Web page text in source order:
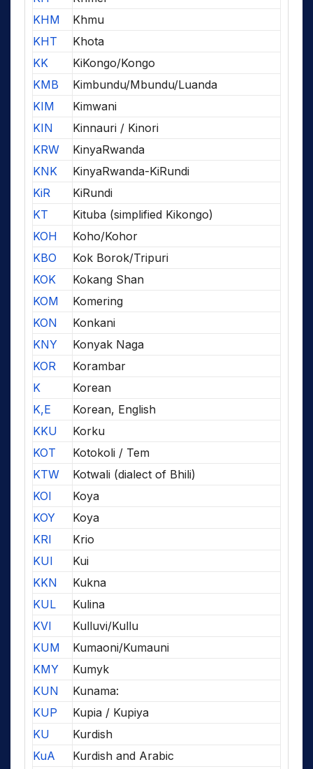
KHM
Khmu
KHT
Khota
KK
KiKongo/Kongo
KMB
Kimbundu/Mbundu/Luanda
KIM
Kimwani
KIN
Kinnauri / Kinori
KRW
KinyaRwanda
KNK
KinyaRwanda-KiRundi
KiR
KiRundi
KT
Kituba (simplified Kikongo)
KOH
Koho/Kohor
KBO
Kok Borok/Tripuri
KOK
Kokang Shan
KOM
Komering
KON
Konkani
KNY
Konyak Naga
KOR
Korambar
K
Korean
K,E
Korean, English
KKU
Korku
KOT
Kotokoli / Tem
KTW
Kotwali (dialect of Bhili)
KOI
Koya
KOY
Koya
KRI
Krio
KUI
Kui
KKN
Kukna
KUL
Kulina
KVI
Kulluvi/Kullu
KUM
Kumaoni/Kumauni
KMY
Kumyk
KUN
Kunama:
KUP
Kupia / Kupiya
KU
Kurdish
KuA
Kurdish and Arabic